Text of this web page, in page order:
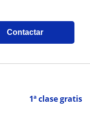
Contactar
1ª clase gratis